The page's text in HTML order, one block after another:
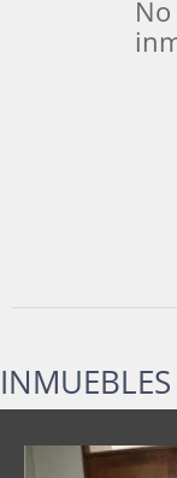
INMUEBLES